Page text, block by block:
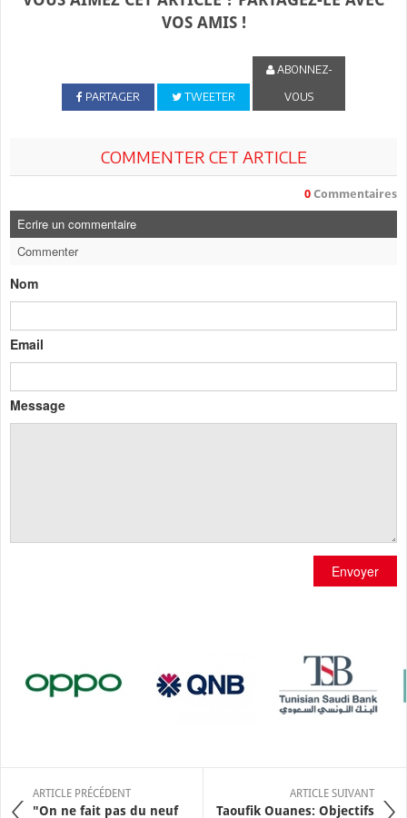
VOS AMIS !
PARTAGER TWEETER
ABONNEZ-
VOUS
COMMENTER CET ARTICLE
0 Commentaires
Ecrire un commentaire
Commenter
Nom
Email
Message
Envoyer
ARTICLE PRÉCÉDENT
"On ne fait pas du neuf
ARTICLE SUIVANT
Taoufik Ouanes: Objectifs